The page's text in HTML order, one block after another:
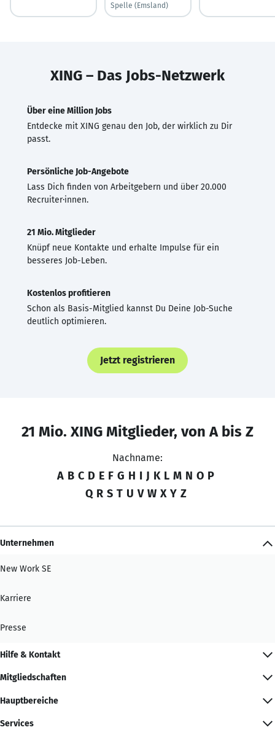
Spelle (Emsland)
XING – Das Jobs-Netzwerk
Über eine Million Jobs
Entdecke mit XING genau den Job, der wirklich zu Dir
passt.
Persönliche Job-Angebote
Lass Dich finden von Arbeitgebern und über 20.000
Recruiter·innen.
21 Mio. Mitglieder
Knüpf neue Kontakte und erhalte Impulse für ein
besseres Job-Leben.
Kostenlos profitieren
Schon als Basis-Mitglied kannst Du Deine Job-Suche
deutlich optimieren.
Jetzt registrieren
21 Mio. XING Mitglieder, von A bis Z
Nachname:
A B C D E F G H I J K L M N O P
Q R S T U V W X Y Z
Unternehmen
New Work SE
Karriere
Presse
Hilfe & Kontakt
Mitgliedschaften
Hauptbereiche
Services